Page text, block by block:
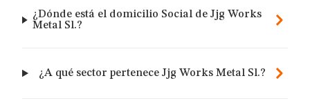
¿Dónde está el domicilio Social de Jjg Works
Metal Sl.?
¿A qué sector pertenece Jjg Works Metal Sl.?